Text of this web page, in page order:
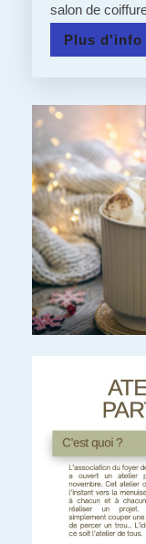
salon de
Plus d'info